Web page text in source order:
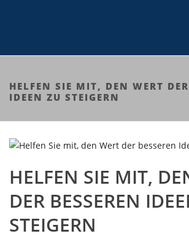
HELFEN SIE MIT, DEN WERT DER
IDEEN ZU STEIGERN
HELFEN SIE MIT,
DER BESSEREN
STEIGERN